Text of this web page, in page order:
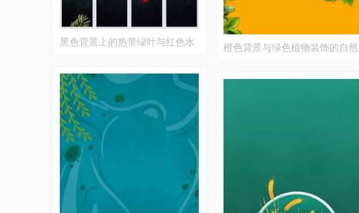
黑色背景上的热带绿叶与红色水
橙色背景与绿色植物装饰的自然